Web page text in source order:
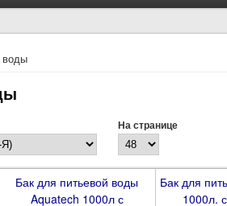
воды
На странице
Бак для питьевой воды
Aquatech 1000л с
Бак для
1000л.